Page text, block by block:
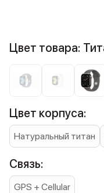
Цвет товара:
Цвет корпуса:
Натуральный титан
Связь:
GPS + Cellular